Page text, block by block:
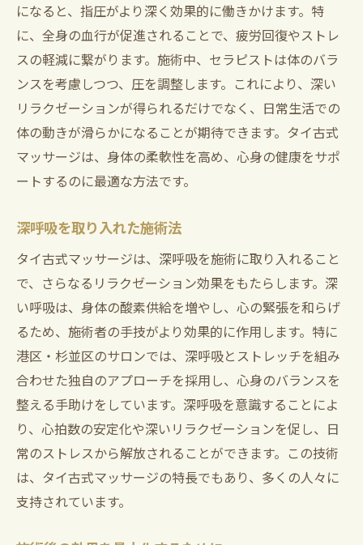
になると、指圧がより深く効果的に働きかけます。特
に、全身の血行が促進されることで、疲労回復やストレ
スの軽減に繋がります。施術中、セラピストは体のバラ
ンスを考慮しつつ、圧を調整します。これにより、深い
リラクゼーションが得られるだけでなく、日常生活での
体の動きが滑らかになることが期待できます。タイ古式
マッサージは、身体の柔軟性を高め、心身の健康をサポ
ートするのに最適な方法です。
深呼吸を取り入れた施術法
タイ古式マッサージは、深呼吸を施術に取り入れること
で、さらなるリラクゼーション効果をもたらします。深
い呼吸は、身体の酸素供給を増やし、心の緊張を和らげ
るため、施術者の手技がより効果的に作用します。特に
港区・杉並区のサロンでは、深呼吸とストレッチを組み
合わせた独自のアプローチを採用し、心身のバランスを
整える手助けをしています。深呼吸を意識することによ
り、心拍数の安定化や深いリラクゼーションを促し、日
常のストレスから解放されることができます。この技術
は、タイ古式マッサージの特長でもあり、多くの人々に
支持されています。